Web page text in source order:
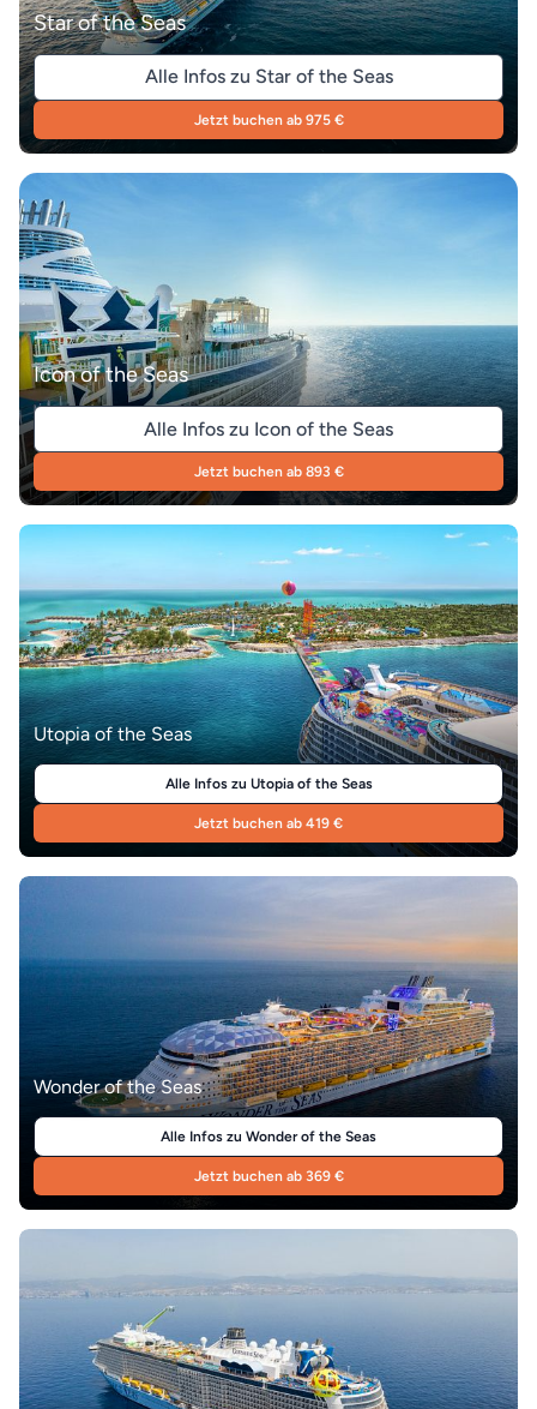
Star of the Seas
Alle Infos zu Star of the Seas
Jetzt buchen ab 975 €
Icon of the Seas
Alle Infos zu Icon of the Seas
Jetzt buchen ab 893 €
Utopia of the Seas
Alle Infos zu Utopia of the Seas
Jetzt buchen ab 419 €
Wonder of the Seas
Alle Infos zu Wonder of the Seas
Jetzt buchen ab 369 €